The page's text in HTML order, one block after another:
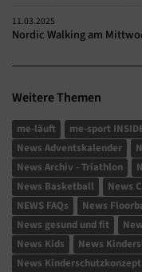
11.03.2025
Nordic Walking am
Weitere Themen
me-läuft me-sport
News Adventskalender
News Archiv - Triathlon
News Basketball
News
NEWS FAQs
News
News gesund und fit
News Kids
News
News